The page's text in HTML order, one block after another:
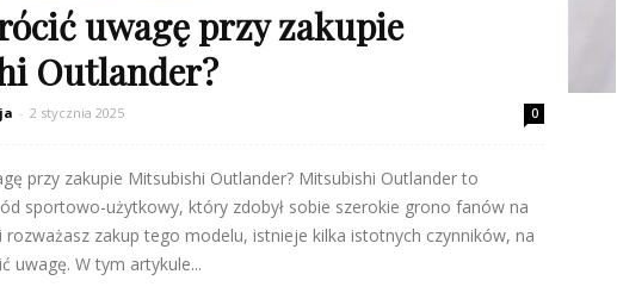
uwagę przy zakupie
Outlander?
- 2 stycznia 2025 0
przy zakupie Mitsubishi Outlander? Mitsubishi Outlander to
sportowo-użytkowy, który zdobył sobie szerokie grono fanów na
rozważasz zakup tego modelu, istnieje kilka istotnych czynników, na
uwagę. W tym artykule...